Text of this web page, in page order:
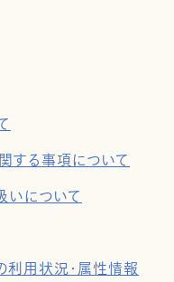
する事項について
いについて
用状況・属性情報